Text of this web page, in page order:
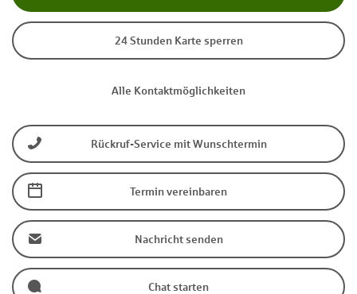
24 Stunden Karte sperren
Alle Kontaktmöglichkeiten
Rückruf-Service mit Wunschtermin
Termin vereinbaren
Nachricht senden
Chat starten